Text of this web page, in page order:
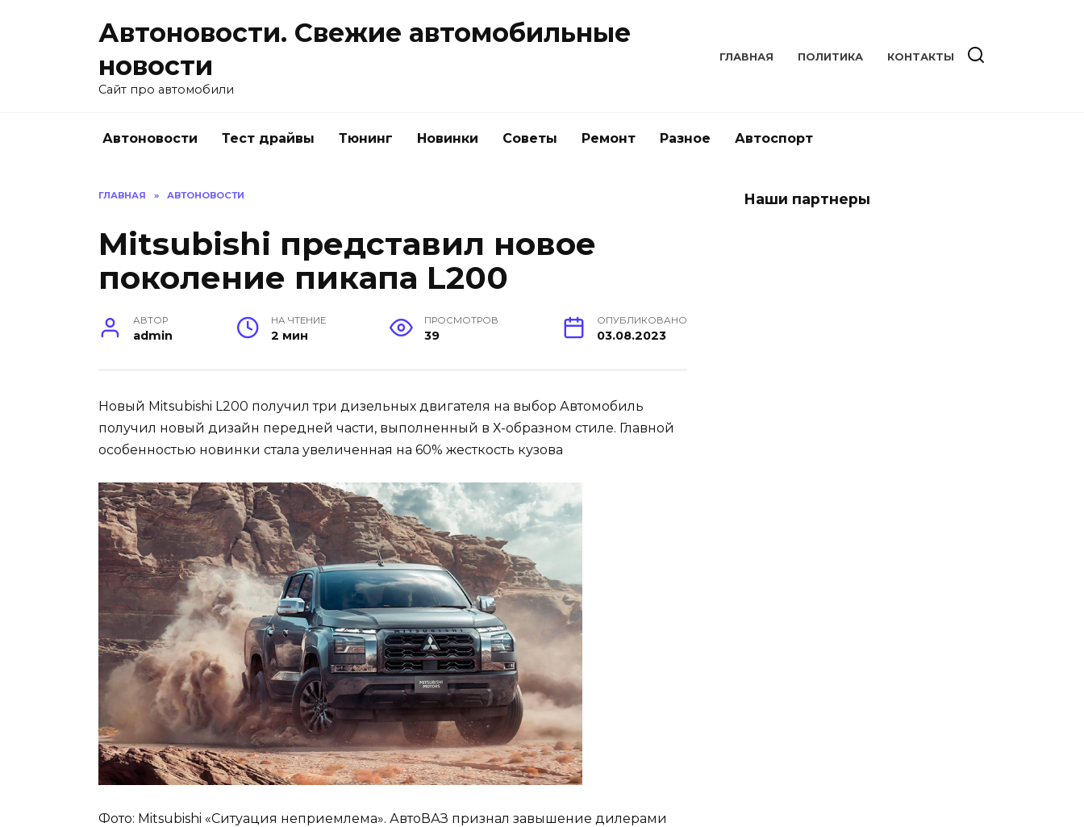
Автоновости. Свежие автомобильные
новости
Сайт про автомобили
ГЛАВНАЯ ПОЛИТИКА КОНТАКТЫ
Автоновости Тест драйвы Тюнинг Новинки Советы Ремонт Разное Автоспорт
ГЛАВНАЯ » АВТОНОВОСТИ
Mitsubishi представил новое
поколение пикапа L200
АВТОР
admin
НА ЧТЕНИЕ
2 мин
ПРОСМОТРОВ
39
ОПУБЛИКОВАНО
03.08.2023
Новый Mitsubishi L200 получил три дизельных двигателя на выбор Автомобиль
получил новый дизайн передней части, выполненный в Х-образном стиле. Главной
особенностью новинки стала увеличенная на 60% жесткость кузова
Фото: Mitsubishi «Ситуация неприемлема». АвтоВАЗ признал завышение дилерами
Наши партнеры